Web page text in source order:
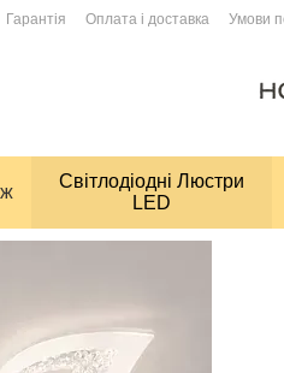
Гарантія Оплата і доставка Умови
Світлодіодні Люстри
LED